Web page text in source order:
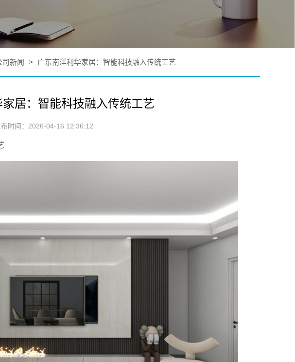
司新闻 > 广东南洋利华家居：智能科技融入传统工艺
居：智能科技融入传统工艺
布时间：2026-04-16 12:36:12